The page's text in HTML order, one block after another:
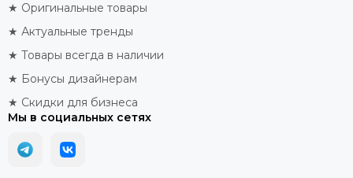
★ Оригинальные товары
★ Актуальные тренды
★ Товары всегда в наличии
★ Бонусы дизайнерам
★ Скидки для бизнеса
Мы в социальных сетях